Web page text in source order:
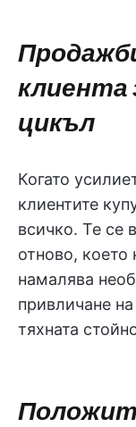
клиента
цикъл
Когато
клиентите
всичко. Те се
отново, което
намалява
привличане
тяхната